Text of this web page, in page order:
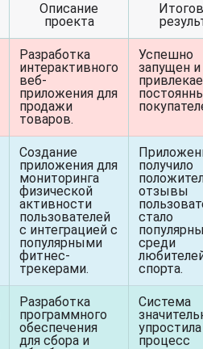
Описание
проекта
Разработка
интерактивного
веб-
приложения для
продажи
товаров.
Успешно
запущен и
Создание
приложения для
мониторинга
физической
активности
пользователей
с интеграцией с
популярными
фитнес-
трекерами.
получило
отзывы
стало
среди
спорта.
Разработка
программного
обеспечения
для сбора и
Система
упростила
процесс